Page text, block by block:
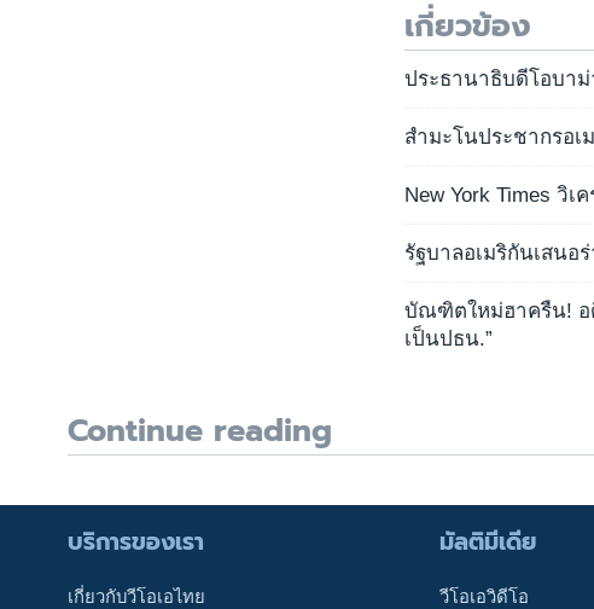
เกี่ยวข้อง
ประธานาธิบดีโอบา
สำมะโนประชากรอ
New York Times วิ
รัฐบาลอเมริกันเสนอ
บัณฑิตใหม่ฮาครืน! อ
เป็นปธน.”
Continue reading
บริการของเรา
เกี่ยวกับวีโอเอไทย
มัลติมีเดีย
วีโอเอวิดีโอ